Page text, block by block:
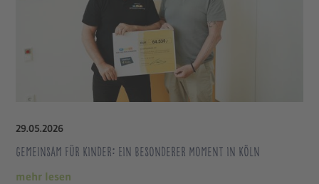
29.05.2026
Gemeinsam für Kinder: Ein besonderer Moment in Köln
mehr lesen